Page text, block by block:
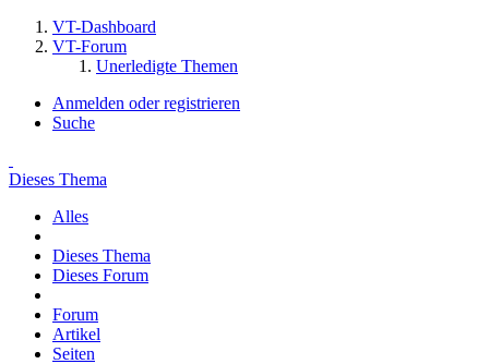
VT-Dashboard
VT-Forum
Unerledigte Themen
Anmelden oder registrieren
Suche
Dieses Thema
Alles
Dieses Thema
Dieses Forum
Forum
Artikel
Seiten